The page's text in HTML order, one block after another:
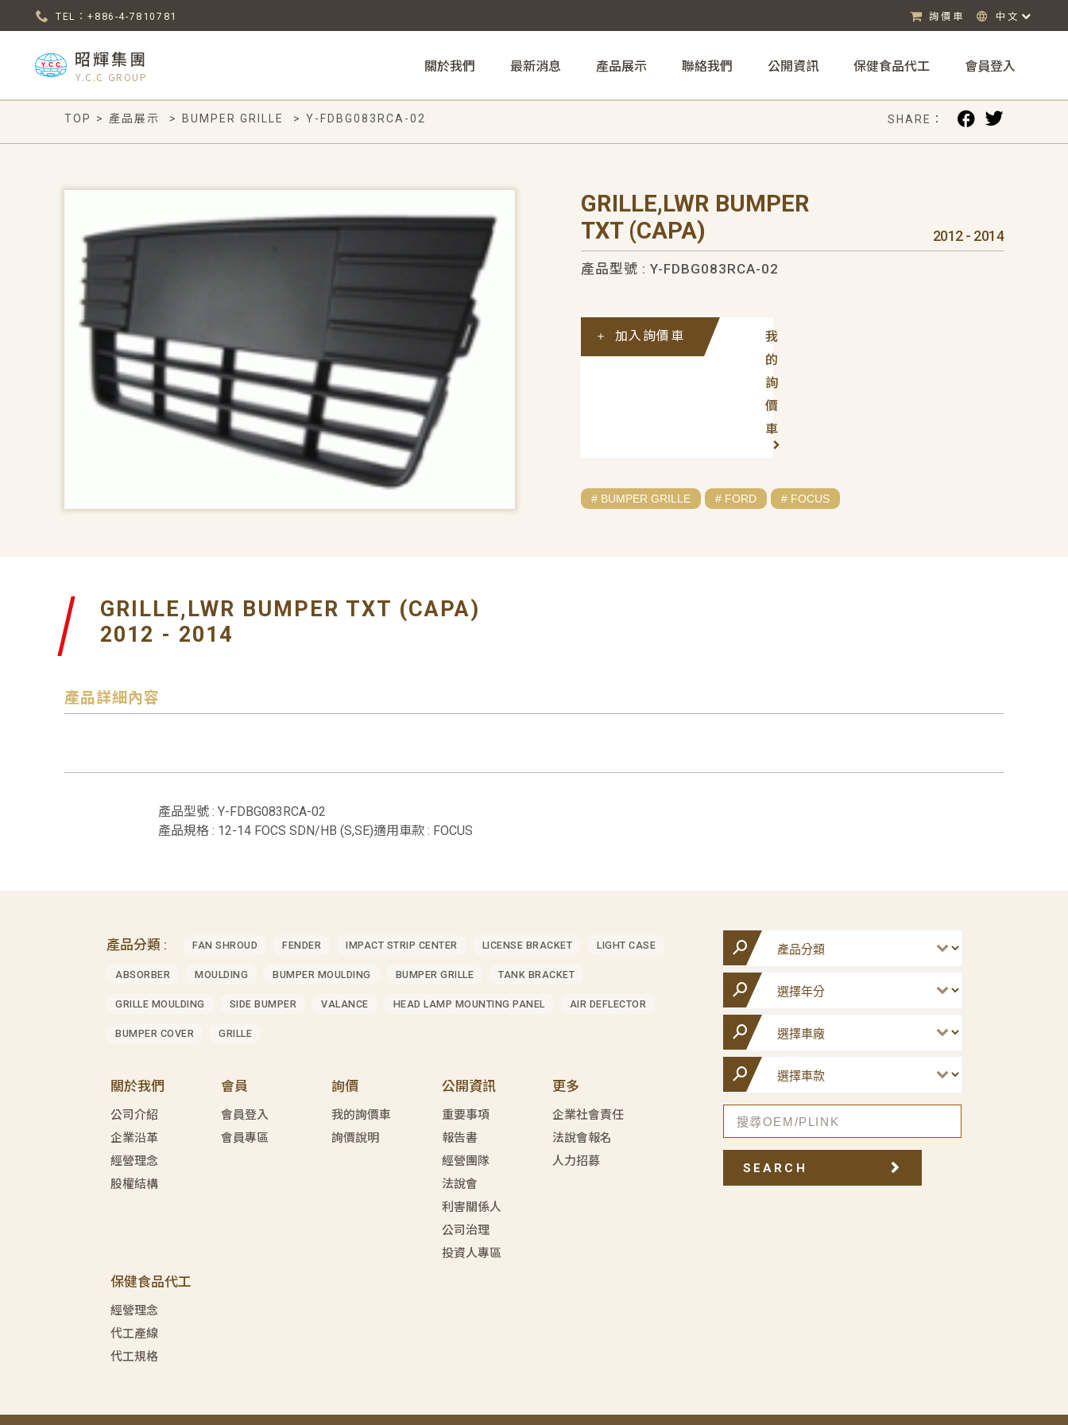
TEL：+886-4-7810781 詢價車 中文
昭輝集團
Y.C.C GROUP
關於我們 最新消息 產品展示 聯絡我們 公開資訊 保健食品代工 會員登入
TOP > 產品展示 > BUMPER GRILLE > Y-FDBG083RCA-02 SHARE：
GRILLE,LWR BUMPER
TXT (CAPA)
2012 - 2014
產品型號 : Y-FDBG083RCA-02
我
的
詢
價
車
加入詢價車
# BUMPER GRILLE # FORD # FOCUS
GRILLE,LWR BUMPER TXT (CAPA)
2012 - 2014
產品詳細內容
產品型號 : Y-FDBG083RCA-02
產品規格 : 12-14 FOCS SDN/HB (S,SE)適用車款 : FOCUS
產品分類 : FAN SHROUD FENDER IMPACT STRIP CENTER LICENSE BRACKET LIGHT CASE
ABSORBER MOULDING BUMPER MOULDING BUMPER GRILLE TANK BRACKET
GRILLE MOULDING SIDE BUMPER VALANCE HEAD LAMP MOUNTING PANEL AIR DEFLECTOR
BUMPER COVER GRILLE
關於我們
公司介紹
企業沿革
經營理念
股權結構
會員
會員登入
會員專區
詢價
我的詢價車
詢價說明
公開資訊
重要事項
報告書
經營團隊
法說會
利害關係人
公司治理
投資人專區
更多
企業社會責任
法說會報名
人力招募
保健食品代工
經營理念
代工產線
代工規格
SEARCH